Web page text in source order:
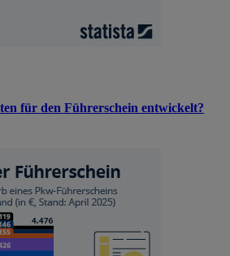
für den Führerschein entwickelt?